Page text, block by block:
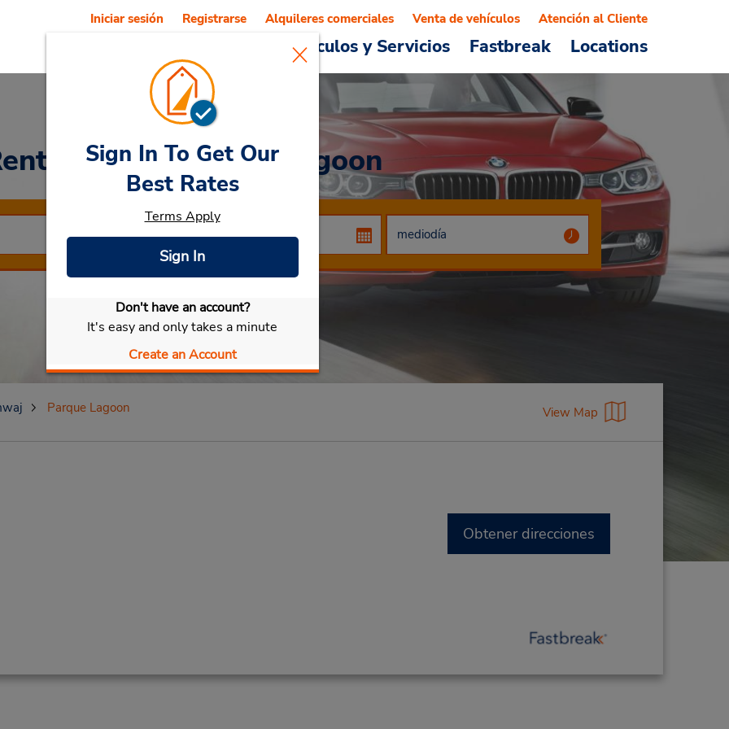
Vehículos y Servicios Fastbreak Locations
Iniciar sesión Registrarse Alquileres comerciales Venta de vehículos Atención al Cliente
a Car at Parque Lagoon
Seleccionar mi vehículo
Sign In To Get Our
Best Rates
Terms Apply
Sign In
Don't have an account?
It's easy and only takes a minute
Create an Account
Parque Lagoon View Map
Obtener direcciones